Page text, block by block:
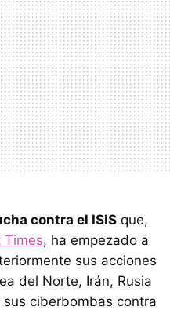
contra el ISIS que,
Times, ha empezado a
sus acciones
del Norte, Irán, Rusia
ciberbombas contra